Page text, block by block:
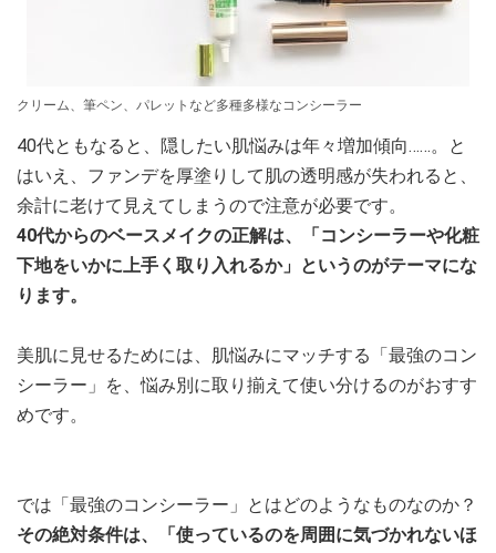
クリーム、筆ペン、パレットなど多種多様なコンシーラー
40代ともなると、隠したい肌悩みは年々増加傾向……。と
はいえ、ファンデを厚塗りして肌の透明感が失われると、
余計に老けて見えてしまうので注意が必要です。
40代からのベースメイクの正解は、「コンシーラーや化粧
下地をいかに上手く取り入れるか」というのがテーマにな
ります。
美肌に見せるためには、肌悩みにマッチする「最強のコン
シーラー」を、悩み別に取り揃えて使い分けるのがおすす
めです。
では「最強のコンシーラー」とはどのようなものなのか？
その絶対条件は、「使っているのを周囲に気づかれないほ